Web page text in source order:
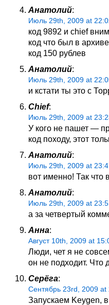
Анатолий:
Июль 29th, 2009 at
код 9892 и chief
код что был в
код 150 рублев
Анатолий:
Июль 29th, 2009 at
и кстати ты это с
Chief:
Июль 29th, 2009 at
У кого не пашет —
код походу, этот
Анатолий:
Июль 29th, 2009 at
вот именно! Так что
Анатолий:
Июль 29th, 2009 at
а за четвертый
Анна:
Август 10th, 2009 at
Люди, чет я не
он не подходит. Что
Серёга:
Сентябрь 23rd, 2009 at
Запускаем Keygen,